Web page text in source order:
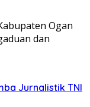
Ogan
dan
Jurnalistik TNI